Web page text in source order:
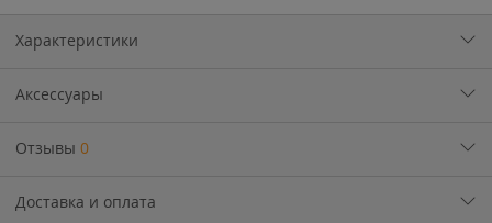
Характеристики
Аксессуары
Отзывы 0
Доставка и оплата